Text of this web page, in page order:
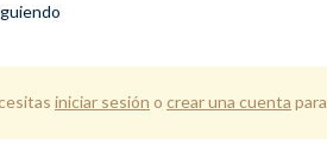
iniciar sesión o crear una cuenta